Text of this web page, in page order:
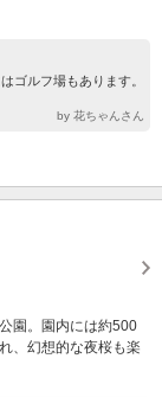
ゴルフ場もあります。
by 花ちゃんさん
園。園内には約500
、幻想的な夜桜も楽